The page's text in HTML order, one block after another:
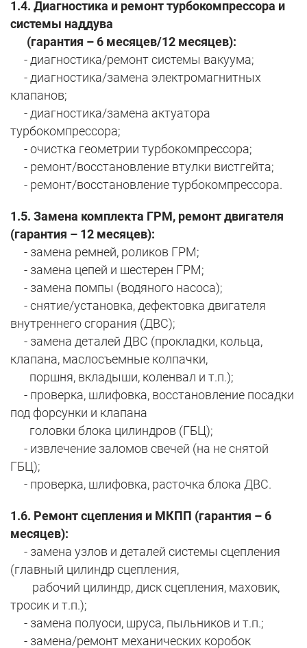
1.4. Диагностика и ремонт турбокомпрессора и
системы наддува
(гарантия – 6 месяцев/12 месяцев):
- диагностика/ремонт системы вакуума;
- диагностика/замена электромагнитных
клапанов;
- диагностика/замена актуатора
турбокомпрессора;
- очистка геометрии турбокомпрессора;
- ремонт/восстановление втулки вистгейта;
- ремонт/восстановление турбокомпрессора.
1.5. Замена комплекта ГРМ, ремонт двигателя
(гарантия – 12 месяцев):
- замена ремней, роликов ГРМ;
- замена цепей и шестерен ГРМ;
- замена помпы (водяного насоса);
- снятие/установка, дефектовка двигателя
внутреннего сгорания (ДВС);
- замена деталей ДВС (прокладки, кольца,
клапана, маслосъемные колпачки,
поршня, вкладыши, коленвал и т.п.);
- проверка, шлифовка, восстановление посадки
под форсунки и клапана
головки блока цилиндров (ГБЦ);
- извлечение заломов свечей (на не снятой
ГБЦ);
- проверка, шлифовка, расточка блока ДВС.
1.6. Ремонт сцепления и МКПП (гарантия – 6
месяцев):
- замена узлов и деталей системы сцепления
(главный цилиндр сцепления,
рабочий цилиндр, диск сцепления, маховик,
тросик и т.п.);
- замена полуоси, шруса, пыльников и т.п.;
- замена/ремонт механических коробок